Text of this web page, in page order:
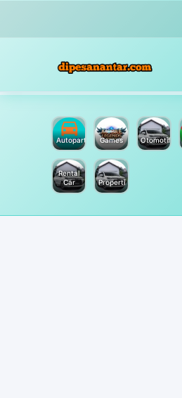
Autoparts Games Otomotif
Rental
Car
Properti